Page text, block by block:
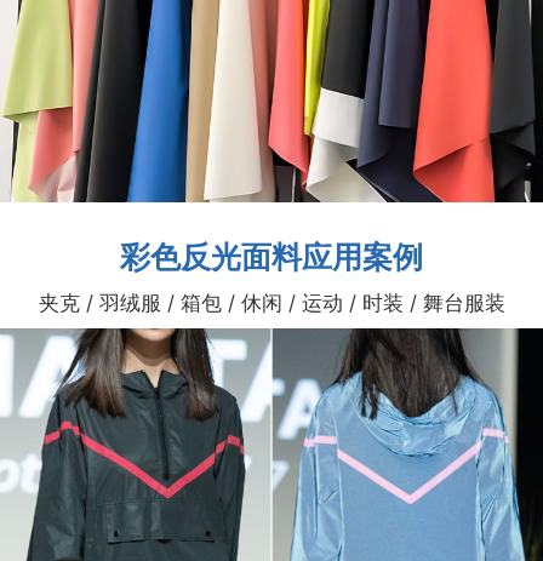
彩色反光面料应用案例
夹克 / 羽绒服 / 箱包 / 休闲 / 运动 / 时装 / 舞台服装